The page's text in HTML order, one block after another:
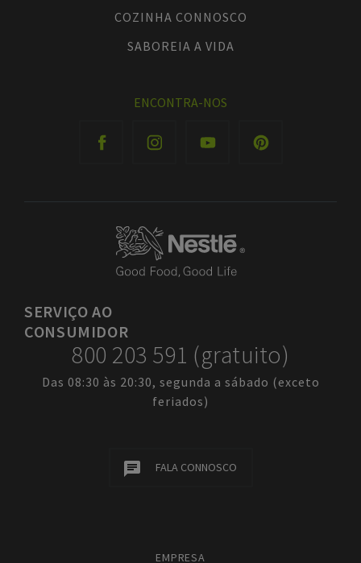
COZINHA CONNOSCO
SABOREIA A VIDA
ENCONTRA-NOS
SERVIÇOAO
CONSUMIDOR
800 203 591 (gratuito)
Das 08:30 às 20:30, segunda a sábado (exceto
feriados)
FALA CONNOSCO
EMPRESA